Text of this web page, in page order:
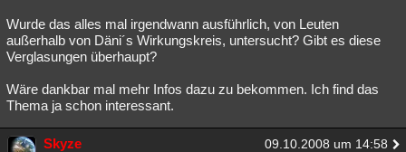
Wurde das alles mal irgendwann ausführlich, von Leuten
außerhalb von Däni´s Wirkungskreis, untersucht? Gibt es diese
Verglasungen überhaupt?
Wäre dankbar mal mehr Infos dazu zu bekommen. Ich find das
Thema ja schon interessant.
Skyze 09.10.2008 um 14:58